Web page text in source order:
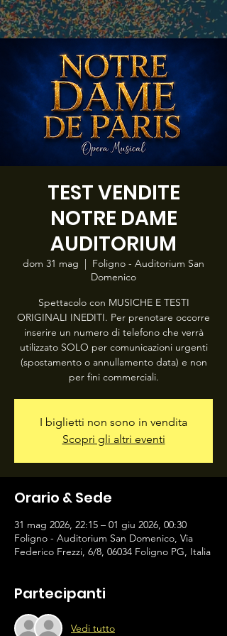
TEST VENDITE
NOTRE DAME
AUDITORIUM
dom 31 mag
  |
Foligno - Auditorium San
Domenico
Spettacolo con MUSICHE E TESTI
ORIGINALI INEDITI. Per prenotare occorre
inserire un numero di telefono che verrà
utilizzato SOLO per comunicazioni urgenti
(spostamento o annullamento data) e non
per fini commerciali.
I biglietti non sono in vendita
Scopri gli altri eventi
Orario & Sede
31 mag 2026, 22:15 – 01 giu 2026, 00:30
Foligno - Auditorium San Domenico, Via
Federico Frezzi, 6/8, 06034 Foligno PG, Italia
Partecipanti
Vedi tutto